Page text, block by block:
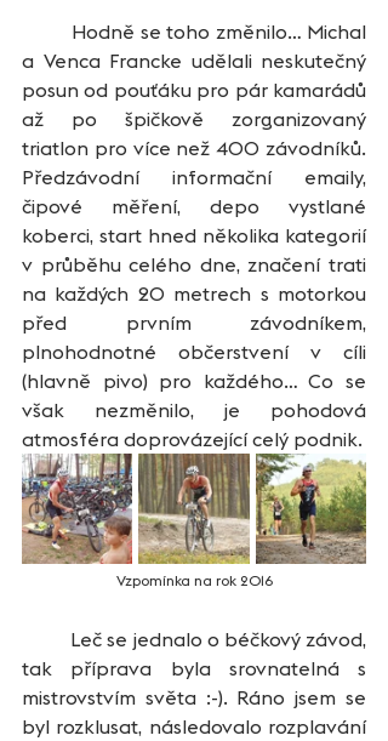
a Venca Francke udělali neskutečný
posun od pouťáku pro pár kamarádů
až po špičkově zorganizovaný
triatlon pro více než 400 závodníků.
Předzávodní informační emaily,
čipové měření, depo vystlané
koberci, start hned několika kategorií
v průběhu celého dne, značení trati
na každých 20 metrech s motorkou
před prvním závodníkem,
plnohodnotné občerstvení v cíli
(hlavně pivo) pro každého… Co se
však nezměnilo, je pohodová
atmosféra doprovázející celý podnik.
Vzpomínka na rok 2016
tak příprava byla srovnatelná s
mistrovstvím světa :-). Ráno jsem se
byl rozklusat, následovalo rozplavání